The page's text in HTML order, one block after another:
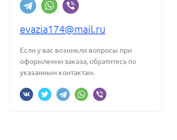
evazia174@mail.ru
Если у вас возникли вопросы при
оформлении заказа, обратитесь по
указанным контактам.